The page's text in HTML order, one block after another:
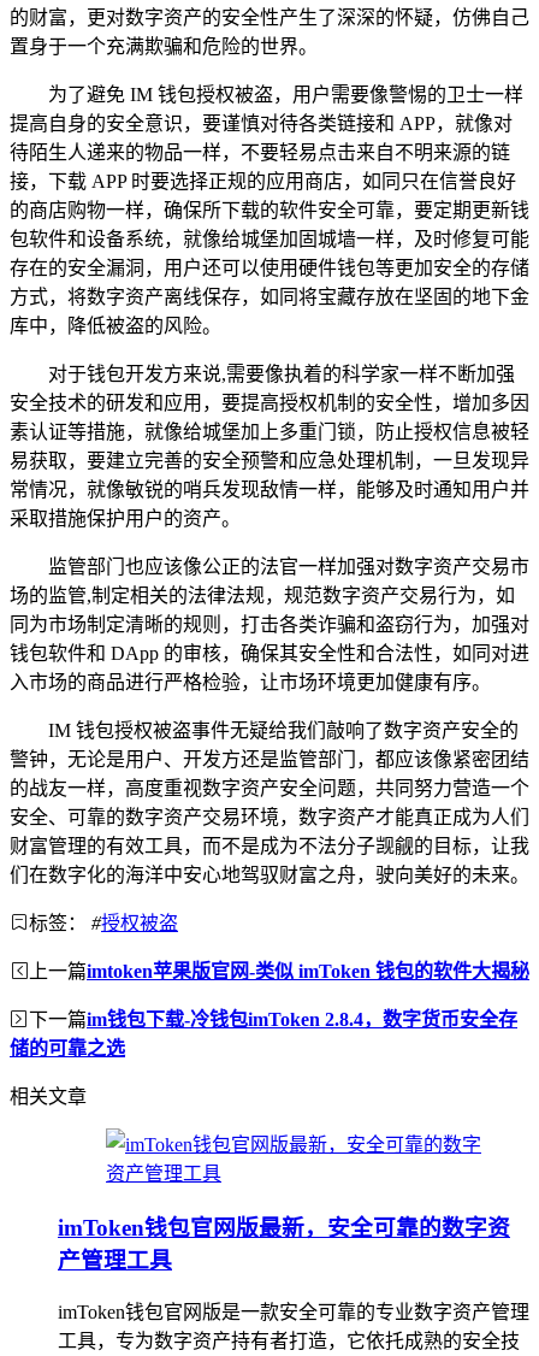
的财富，更对数字资产的安全性产生了深深的怀疑，仿佛自己
置身于一个充满欺骗和危险的世界。
为了避免 IM 钱包授权被盗，用户需要像警惕的卫士一样
提高自身的安全意识，要谨慎对待各类链接和 APP，就像对
待陌生人递来的物品一样，不要轻易点击来自不明来源的链
接，下载 APP 时要选择正规的应用商店，如同只在信誉良好
的商店购物一样，确保所下载的软件安全可靠，要定期更新钱
包软件和设备系统，就像给城堡加固城墙一样，及时修复可能
存在的安全漏洞，用户还可以使用硬件钱包等更加安全的存储
方式，将数字资产离线保存，如同将宝藏存放在坚固的地下金
库中，降低被盗的风险。
对于钱包开发方来说,需要像执着的科学家一样不断加强
安全技术的研发和应用，要提高授权机制的安全性，增加多因
素认证等措施，就像给城堡加上多重门锁，防止授权信息被轻
易获取，要建立完善的安全预警和应急处理机制，一旦发现异
常情况，就像敏锐的哨兵发现敌情一样，能够及时通知用户并
采取措施保护用户的资产。
监管部门也应该像公正的法官一样加强对数字资产交易市
场的监管,制定相关的法律法规，规范数字资产交易行为，如
同为市场制定清晰的规则，打击各类诈骗和盗窃行为，加强对
钱包软件和 DApp 的审核，确保其安全性和合法性，如同对进
入市场的商品进行严格检验，让市场环境更加健康有序。
IM 钱包授权被盗事件无疑给我们敲响了数字资产安全的
警钟，无论是用户、开发方还是监管部门，都应该像紧密团结
的战友一样，高度重视数字资产安全问题，共同努力营造一个
安全、可靠的数字资产交易环境，数字资产才能真正成为人们
财富管理的有效工具，而不是成为不法分子觊觎的目标，让我
们在数字化的海洋中安心地驾驭财富之舟，驶向美好的未来。
标签： #授权被盗
上一篇imtoken苹果版官网-类似 imToken 钱包的软件大揭秘
下一篇im钱包下载-冷钱包imToken 2.8.4，数字货币安全存
储的可靠之选
相关文章
imToken钱包官网版最新，安全可靠的数字资
产管理工具
imToken钱包官网版是一款安全可靠的专业数字资产管理
工具，专为数字资产持有者打造，它依托成熟的安全技